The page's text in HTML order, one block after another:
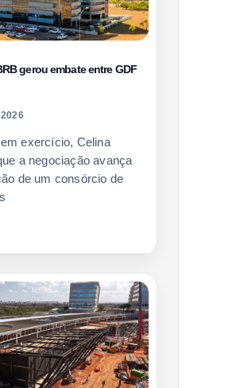
gerou embate entre GDF
exercício, Celina
a negociação avança
de um consórcio de